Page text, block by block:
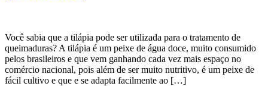
Você sabia que a tilápia pode ser utilizada para o tratamento de
queimaduras? A tilápia é um peixe de água doce, muito consumido
pelos brasileiros e que vem ganhando cada vez mais espaço no
comércio nacional, pois além de ser muito nutritivo, é um peixe de
fácil cultivo e que e se adapta facilmente ao […]